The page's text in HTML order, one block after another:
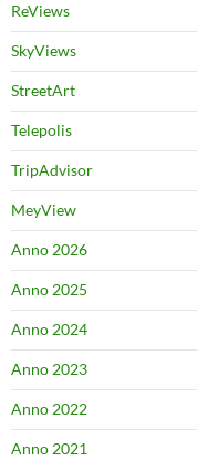
ReViews
SkyViews
StreetArt
Telepolis
TripAdvisor
MeyView
Anno 2026
Anno 2025
Anno 2024
Anno 2023
Anno 2022
Anno 2021